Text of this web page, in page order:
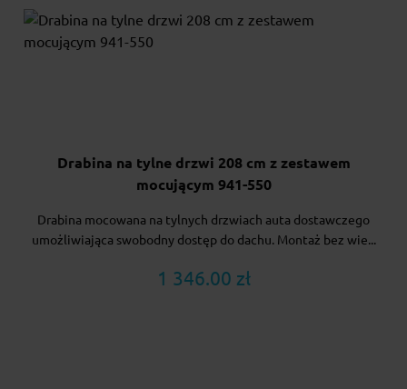
Drabina na tylne drzwi 208 cm z zestawem
mocującym 941-550
Drabina mocowana na tylnych drzwiach auta dostawczego
umożliwiająca swobodny dostęp do dachu. Montaż bez wie...
1 346.00 zł